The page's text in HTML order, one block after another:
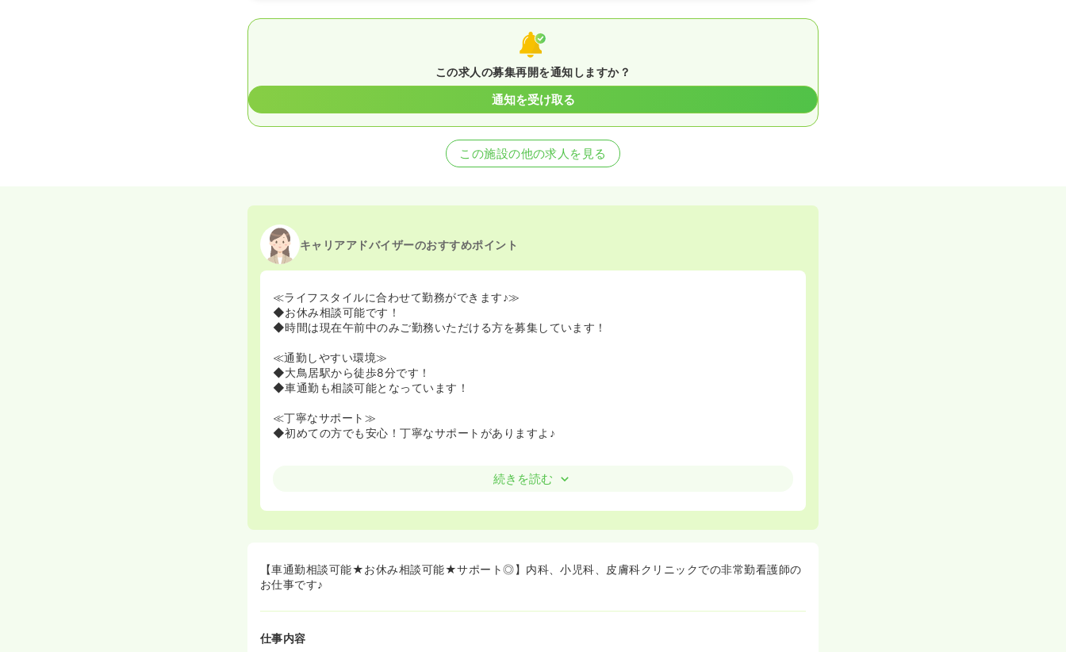
この求人の募集再開を通知しますか？
通知を受け取る
この施設の他の求人を見る
キャリアアドバイザーのおすすめポイント
≪ライフスタイルに合わせて勤務ができます♪≫
◆お休み相談可能です！
◆時間は現在午前中のみご勤務いただける方を募集しています！
≪通勤しやすい環境≫
◆大鳥居駅から徒歩8分です！
◆車通勤も相談可能となっています！
≪丁寧なサポート≫
◆初めての方でも安心！丁寧なサポートがありますよ♪
続きを読む
【車通勤相談可能★お休み相談可能★サポート◎】内科、小児科、皮膚科クリニックでの非常勤看護師の
お仕事です♪
仕事内容